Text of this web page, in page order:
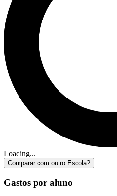
Loading...
Comparar com outro Escola?
Gastos por aluno